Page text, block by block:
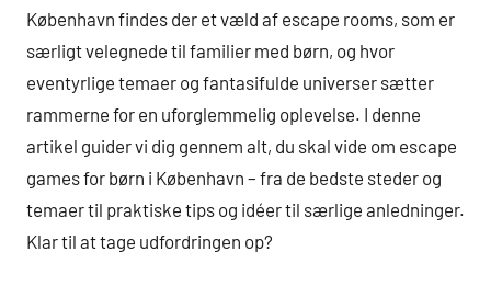
København findes der et væld af escape rooms, som er
særligt velegnede til familier med børn, og hvor
eventyrlige temaer og fantasifulde universer sætter
rammerne for en uforglemmelig oplevelse. I denne
artikel guider vi dig gennem alt, du skal vide om escape
games for børn i København – fra de bedste steder og
temaer til praktiske tips og idéer til særlige anledninger.
Klar til at tage udfordringen op?